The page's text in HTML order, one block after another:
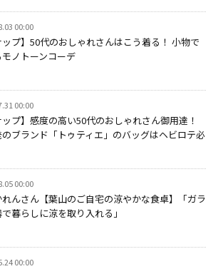
00:00
ップ】50代のおしゃれさんはこう着る！ 小物で
ノトーンコーデ
00:00
ップ】感度の高い50代のおしゃれさん御用達！
ブランド「トゥティエ」のバッグはヘビロテ必
00:00
んさん【葉山のご自宅の涼やかな食卓】「ガラ
暮らしに涼を取り入れる」
00:00